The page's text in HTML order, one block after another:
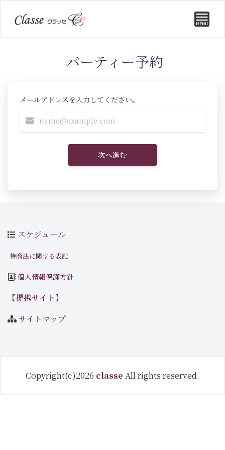
パーティー予約
メールアドレスを入力してください。
次へ進む
スケジュール
特商法に関する表記
個人情報保護方針
【提携サイト】
サイトマップ
Copyright(c)2026 classe All rights reserved.